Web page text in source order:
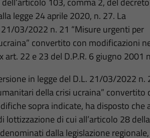
legge 24 aprile 2020, n. 27. La
03/2022 n. 21 “Misure urgenti per
convertito con modificazioni
22 e 23 del D.P.R. 6 giugno 2001
in legge del D.L. 21/03/2022 n.
della crisi ucraina” convertito
sopra indicate, ha disposto che
di cui all’articolo 28
dalla legislazione regionale,